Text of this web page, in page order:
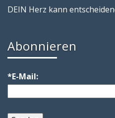
DEIN Herz kann
Abonnieren
*E-Mail: